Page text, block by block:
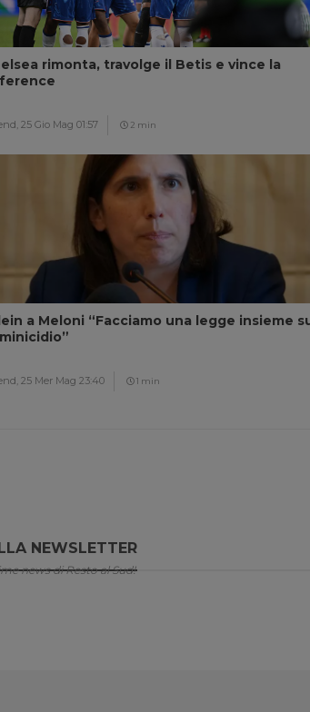
rimonta, travolge il Betis e vince la
25 Gio Mag 01:57 2 min
a Meloni “Facciamo una legge insieme
25 Mer Mag 23:40 1 min
NEWSLETTER
news di Resto al Sud!